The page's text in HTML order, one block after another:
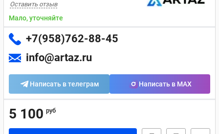
Оставить отзыв
Мало, уточняйте
+7(958)762-88-45
info@artaz.ru
Написать в телеграм Написать в MAX
5 100 руб